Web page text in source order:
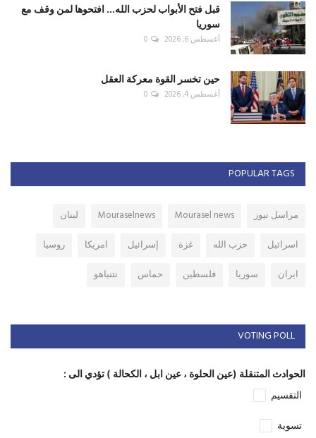
قبل فتح الأبواب لحزب الله... افتحوها لمن وقف مع
سوريا
أغسطس 6, 2026 0
حين تخسر القوة معركة العقل
أغسطس 4, 2026 0
POPULAR TAGS
مراسل نيوز Mourasel news
Mouraselnews
لبنان
اسرائيل
حزب الله غزة إسرائيل امريكا
روسيا
ايران
سوريا فلسطين حماس نتنياهو
VOTING POLL
الحوادث المتنقلة (عين الحلوة ، عين ابل ، الكحالة ) تؤدي الى :
التقسيم
تسوية